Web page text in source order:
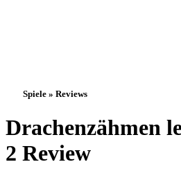
Spiele » Reviews
Drachenzähmen
2 Review